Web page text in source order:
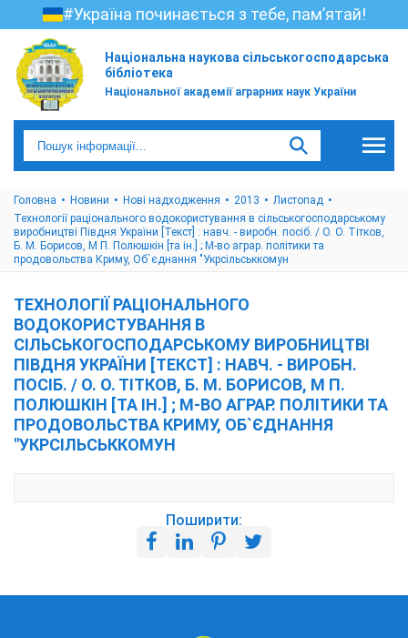
#Україна починається з тебе, пам’ятай!
Національна наукова сільськогосподарська
бібліотека
Національної академії аграрних наук України
Головна Новини Нові надходження 2013
Листопад
Технології раціонального водокористування в сільськогосподарському
виробництві Півдня України [Текст] : навч. - виробн. посіб. / О. О. Тітков,
Б. М. Борисов, М П. Полюшкін [та ін.] ; М-во аграр. політики та
продовольства Криму, Об`єднання "Укрсільськкомун
ТЕХНОЛОГІЇ РАЦІОНАЛЬНОГО
ВОДОКОРИСТУВАННЯ В
СІЛЬСЬКОГОСПОДАРСЬКОМУ ВИРОБНИЦТВІ
ПІВДНЯ УКРАЇНИ [ТЕКСТ] : НАВЧ. - ВИРОБН.
ПОСІБ. / О. О. ТІТКОВ, Б. М. БОРИСОВ, М П.
ПОЛЮШКІН [ТА ІН.] ; М-ВО АГРАР. ПОЛІТИКИ ТА
ПРОДОВОЛЬСТВА КРИМУ, ОБ`ЄДНАННЯ
"УКРСІЛЬСЬККОМУН
Поширити: